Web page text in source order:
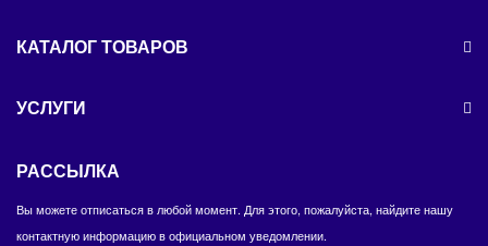
КАТАЛОГ ТОВАРОВ
УСЛУГИ
РАССЫЛКА
Вы можете отписаться в любой момент. Для этого, пожалуйста, найдите нашу
контактную информацию в официальном уведомлении.